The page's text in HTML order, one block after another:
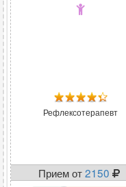
Рефлексотерапевт
Прием от2150